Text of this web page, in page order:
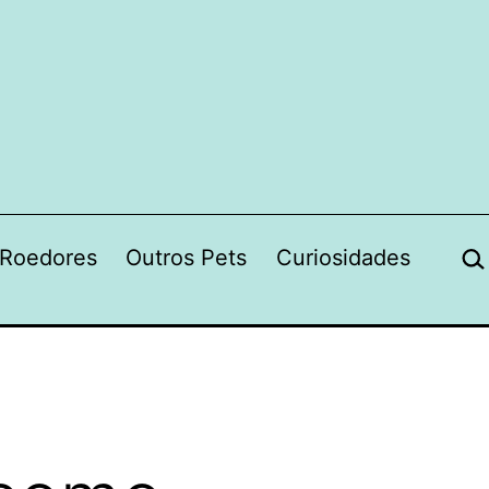
Roedores Outros Pets Curiosidades